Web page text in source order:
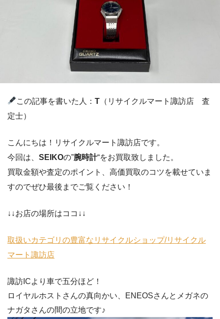
この記事を書いた人：T （リサイクルマート諏訪店 査
定士）
こんにちは！リサイクルマート諏訪店です。
今回は、 SEIKOの”腕時計“をお買取致しました。
買取金額や査定のポイント、高価買取のコツを載せていま
すのでぜひ最後までご覧ください！
↓↓お店の場所はココ↓↓
取扱いカテゴリの豊富なリサイクルショップ/リサイクル
マート諏訪店
諏訪ICより車で五分ほど！
ロイヤルホストさんの真向かい、ENEOSさんとメガネの
ナガタさんの間の立地です♪